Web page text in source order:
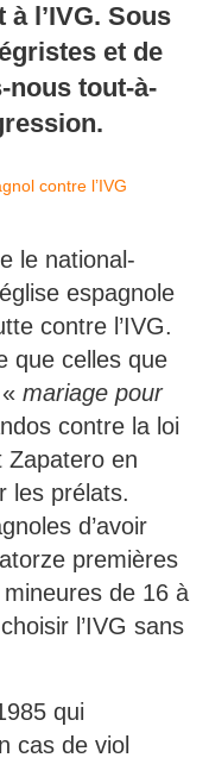
l’IVG. Sous
et de
nous tout-à-
le national-
espagnole
contre l’IVG.
que celles que
mariage pour
contre la loi
Zapatero en
les prélats.
d’avoir
premières
de 16 à
l’IVG sans
qui
cas de viol